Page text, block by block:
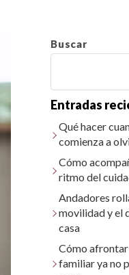
Buscar
Entradas
Qué hacer
comienza a
Cómo
ritmo del
Andadores
movilidad y el
casa
Cómo afrontar
familiar ya no